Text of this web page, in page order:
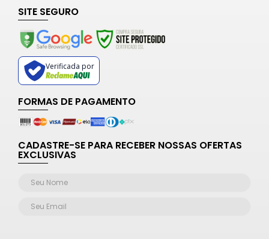
SITE SEGURO
Verificada por
FORMAS DE PAGAMENTO
CADASTRE-SE PARA RECEBER NOSSAS OFERTAS
EXCLUSIVAS